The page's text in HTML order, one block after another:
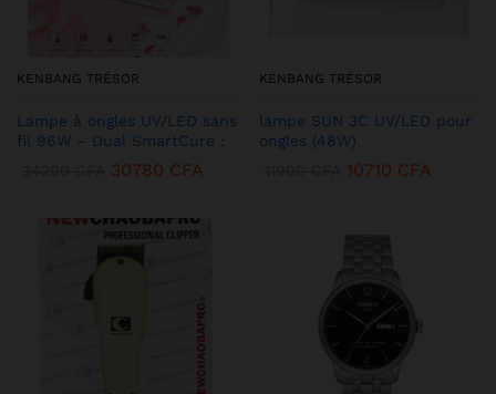
KENBANG TRÉSOR
Lampe à ongles UV/LED sans
fil 96W – Dual SmartCure :
30780 CFA
KENBANG TRÉSOR
lampe SUN 3C UV/LED pour
ongles (48W)
10710 CFA